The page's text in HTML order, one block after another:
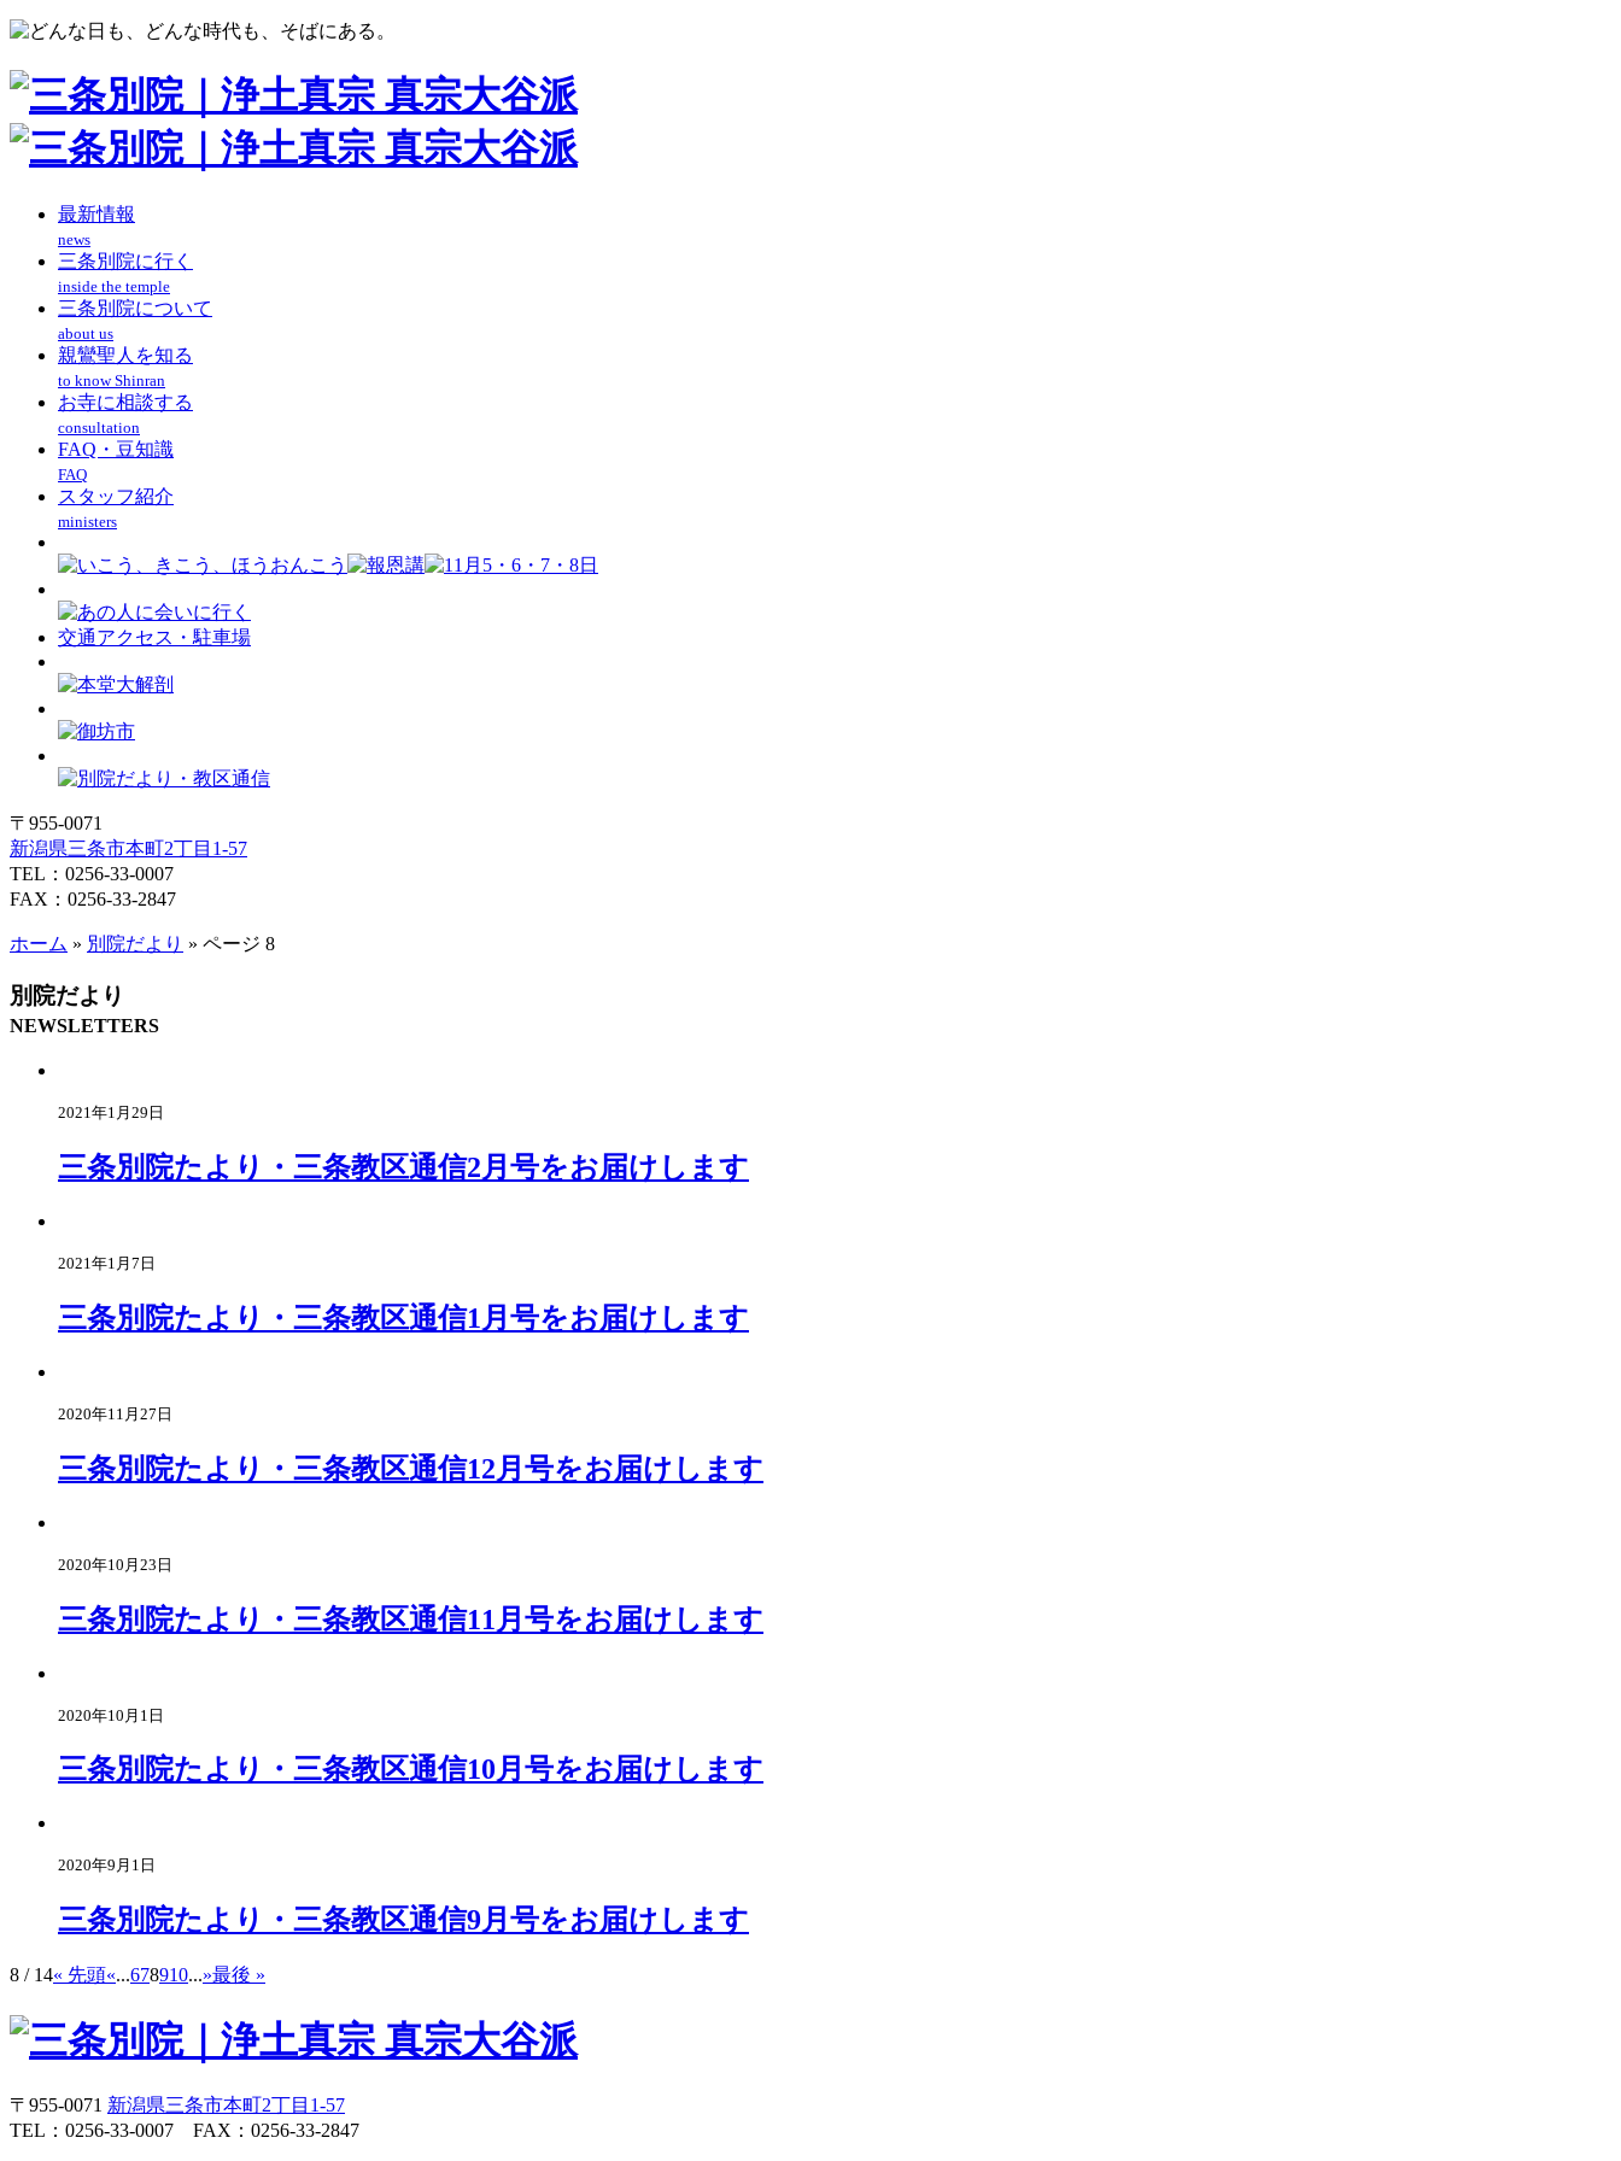
最新情報
news
三条別院に行く
inside the temple
三条別院について
about us
親鸞聖人を知る
to know Shinran
お寺に相談する
consultation
FAQ・豆知識
FAQ
スタッフ紹介
ministers
交通アクセス・駐車場
〒955-0071
新潟県三条市本町2丁目1-57
TEL：0256-33-0007
FAX：0256-33-2847
ホーム » 別院だより » ページ 8
別院だより
NEWSLETTERS
2021年1月29日
三条別院たより・三条教区通信2月号をお届けします
2021年1月7日
三条別院たより・三条教区通信1月号をお届けします
2020年11月27日
三条別院たより・三条教区通信12月号をお届けします
2020年10月23日
三条別院たより・三条教区通信11月号をお届けします
2020年10月1日
三条別院たより・三条教区通信10月号をお届けします
2020年9月1日
三条別院たより・三条教区通信9月号をお届けします
8 / 14« 先頭«...678910...»最後 »
〒955-0071 新潟県三条市本町2丁目1-57
TEL：0256-33-0007 FAX：0256-33-2847